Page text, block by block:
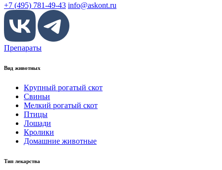
+7 (495) 781-49-43 info@askont.ru
Препараты
Вид животных
Крупный рогатый скот
Свиньи
Мелкий рогатый скот
Птицы
Лошади
Кролики
Домашние животные
Тип лекарства